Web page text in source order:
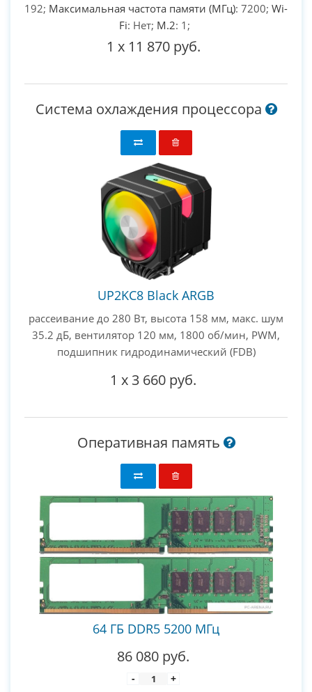
192; Максимальная частота памяти (МГц): 7200; Wi-
Fi: Нет; M.2: 1;
1 x 11 870 руб.
Система охлаждения процессора
UP2KC8 Black ARGB
рассеивание до 280 Вт, высота 158 мм, макс. шум
35.2 дБ, вентилятор 120 мм, 1800 об/мин, PWM,
подшипник гидродинамический (FDB)
1 x 3 660 руб.
Оперативная память
64 ГБ DDR5 5200 МГц
86 080 руб.
- +